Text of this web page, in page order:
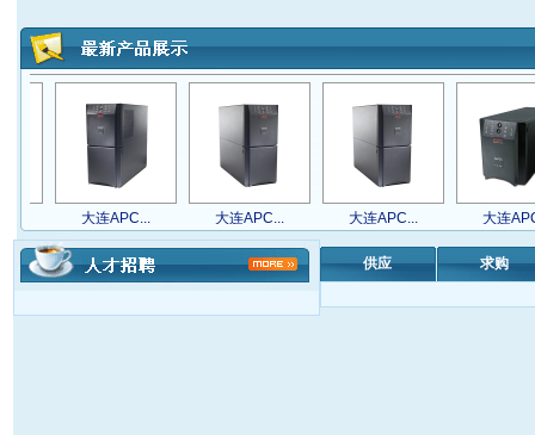
大连APC... 大连APC... 大连APC... 大连APC...
供应 求购